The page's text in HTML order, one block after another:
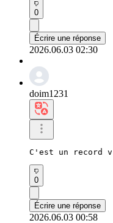
0
Écrire une réponse
2026.06.03 02:30
doim1231
C'est un record
0
Écrire une réponse
2026.06.03 00:58